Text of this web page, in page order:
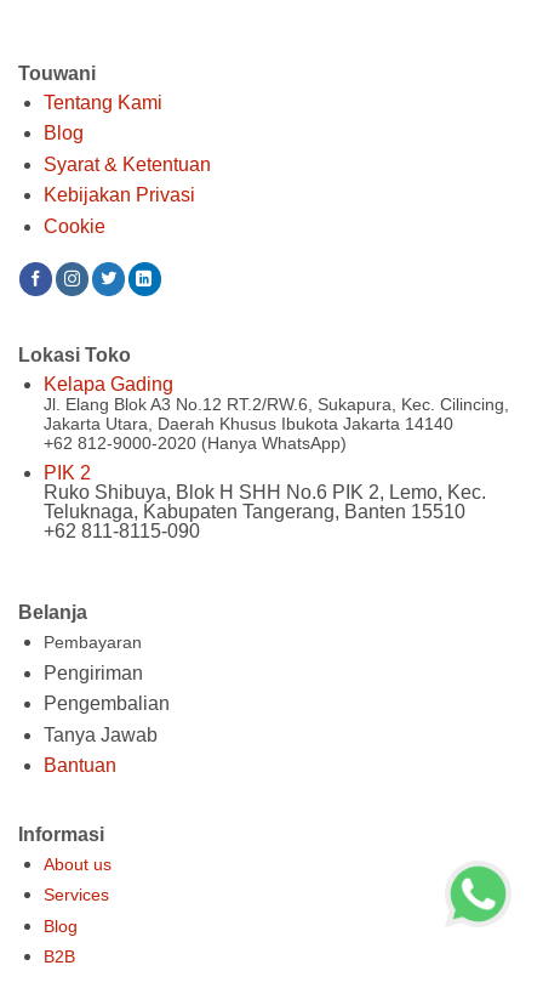
Touwani
Tentang Kami
Blog
Syarat & Ketentuan
Kebijakan Privasi
Cookie
Belanja
Pembayaran
Pengiriman
Pengembalian
Tanya Jawab
Bantuan
Informasi
About us
Services
Blog
B2B
Lokasi Toko
Kelapa Gading
Jl. Elang Blok A3 No.12 RT.2/RW.6, Sukapura, Kec. Cilincing,
Jakarta Utara, Daerah Khusus Ibukota Jakarta 14140
+62 812-9000-2020 (Hanya WhatsApp)
PIK 2
Ruko Shibuya, Blok H SHH No.6 PIK 2, Lemo, Kec.
Teluknaga, Kabupaten Tangerang, Banten 15510
+62 811-8115-090